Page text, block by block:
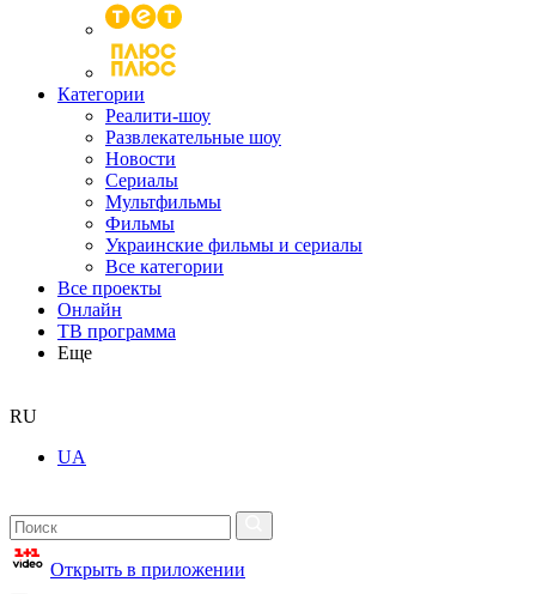
Категории
Реалити-шоу
Развлекательные шоу
Новости
Сериалы
Мультфильмы
Фильмы
Украинские фильмы и сериалы
Все категории
Все проекты
Онлайн
ТВ программа
Еще
RU
UA
Открыть в приложении